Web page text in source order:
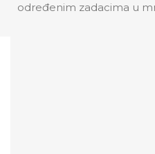
određenim zadacima u